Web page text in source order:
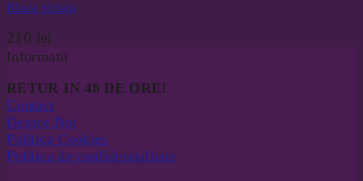
Bluza pictata
210 lei
Informatii
RETUR IN 48 DE ORE!
Contact
Despre Noi
Politica Cookies
Politica de confidentialitate